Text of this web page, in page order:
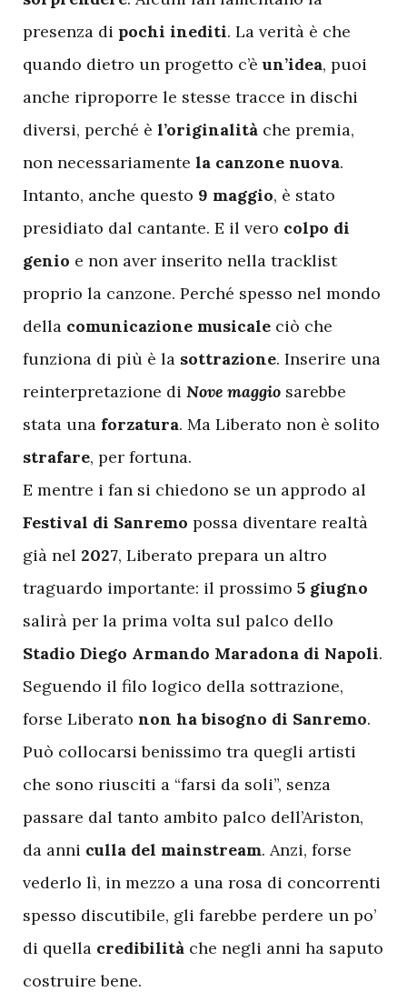
presenza di pochi inediti. La verità è che
quando dietro un progetto c’èun’idea, puoi
anche riproporre le stesse tracce in dischi
diversi, perché è l’originalità che premia,
non necessariamente la canzone nuova.
Intanto, anche questo 9 maggio, è stato
presidiato dal cantante. E il vero colpo di
genio e non aver inserito nella tracklist
proprio la canzone. Perché spesso nel mondo
della comunicazione musicale ciò che
funziona di più è la sottrazione. Inserire una
reinterpretazione di Nove maggio sarebbe
stata una forzatura. Ma Liberato non è solito
strafare, per fortuna.
E mentre i fan si chiedono se un approdo al
Festival di Sanremo possa diventare realtà
già nel 2027, Liberato prepara un altro
traguardo importante: il prossimo 5 giugno
salirà per la prima volta sul palco dello
Stadio Diego Armando Maradona di Napoli.
Seguendo il filo logico della sottrazione,
forse Liberato non ha bisogno di Sanremo.
Può collocarsi benissimo tra quegli artisti
che sono riusciti a “farsi da soli”, senza
passare dal tanto ambito palco dell’Ariston,
da anni culla del mainstream. Anzi, forse
vederlo lì, in mezzo a una rosa di concorrenti
spesso discutibile, gli farebbe perdere un po’
di quella credibilità che negli anni ha saputo
costruire bene.